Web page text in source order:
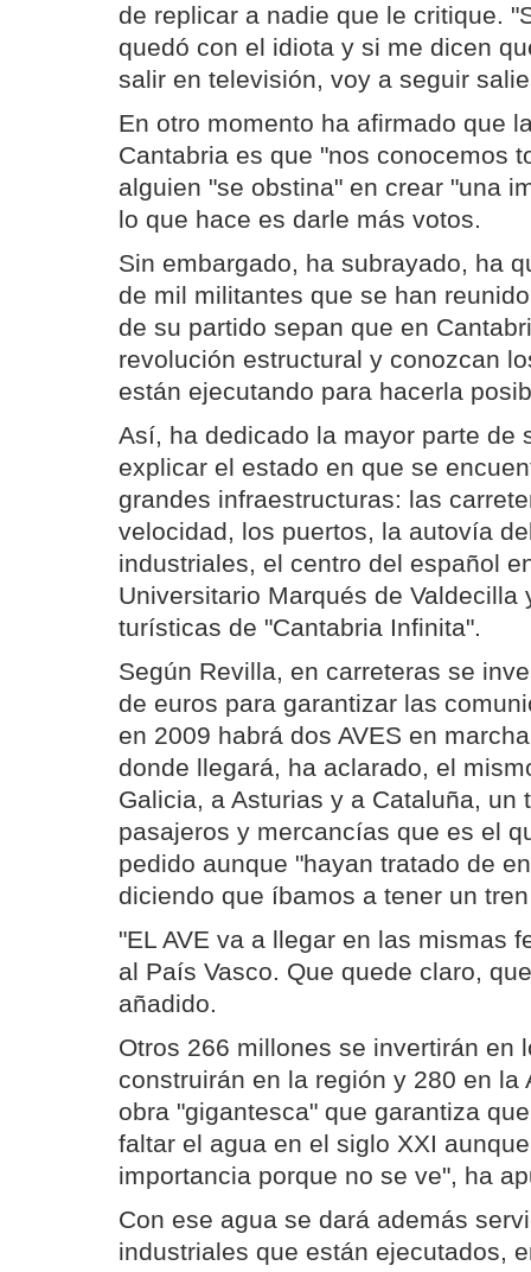
de replicar a nadie que le critique.
quedó con el idiota y si me dicen
salir en televisión, voy a seguir
En otro momento ha afirmado que
Cantabria es que "nos conocemos
alguien "se obstina" en crear "una
lo que hace es darle más votos.
Sin embargado, ha subrayado, ha
de mil militantes que se han
de su partido sepan que en
revolución estructural y conozcan
están ejecutando para hacerla
Así, ha dedicado la mayor parte de
explicar el estado en que se
grandes infraestructuras: las
velocidad, los puertos, la autovía
industriales, el centro del español
Universitario Marqués de Valdecilla
turísticas de "Cantabria Infinita".
Según Revilla, en carreteras se
de euros para garantizar las
en 2009 habrá dos AVES en
donde llegará, ha aclarado, el
Galicia, a Asturias y a Cataluña, un
pasajeros y mercancías que es el
pedido aunque "hayan tratado de
diciendo que íbamos a tener un
"EL AVE va a llegar en las mismas
al País Vasco. Que quede claro,
añadido.
Otros 266 millones se invertirán en
construirán en la región y 280 en la
obra "gigantesca" que garantiza
faltar el agua en el siglo XXI
importancia porque no se ve", ha
Con ese agua se dará además
industriales que están ejecutados,